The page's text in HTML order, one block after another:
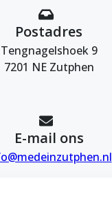
Postadres
Tengnagelshoek 9
7201 NE Zutphen
E-mail ons